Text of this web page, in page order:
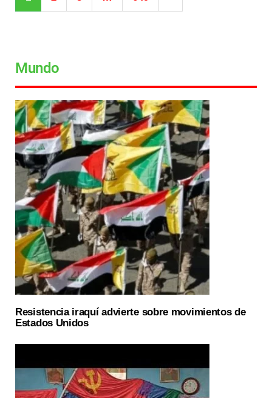
Mundo
Resistencia iraquí advierte sobre movimientos de
Estados Unidos